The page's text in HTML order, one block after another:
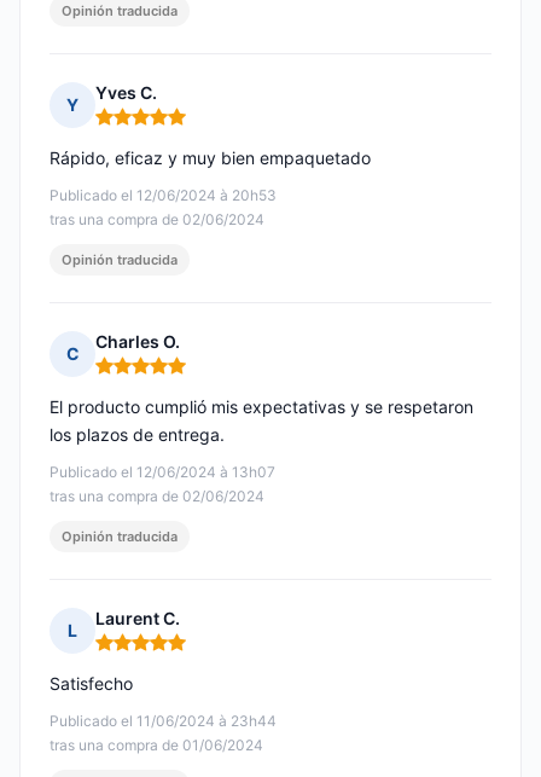
Opinión traducida
Y
Yves C.
Nota: 5 de 5
Publicado el 12/06/2024 à 20h53
tras una compra de 02/06/2024
Rápido, eficaz y muy bien empaquetado
Opinión traducida
C
Charles O.
Nota: 5 de 5
Publicado el 12/06/2024 à 13h07
tras una compra de 02/06/2024
El producto cumplió mis expectativas y se respetaron
los plazos de entrega.
Opinión traducida
L
Laurent C.
Nota: 5 de 5
Publicado el 11/06/2024 à 23h44
tras una compra de 01/06/2024
Satisfecho